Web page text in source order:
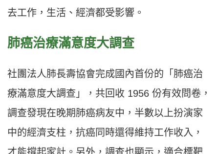
去工作，生活、經濟都受影響。
肺癌治療滿意度大調查
社團法人肺長壽協會完成國內首份的「肺癌治
療滿意度大調查」，共回收 1956 份有效問卷，
調查發現在晚期肺癌病友中，半數以上扮演家
中的經濟支柱，抗癌同時還得維持工作收入，